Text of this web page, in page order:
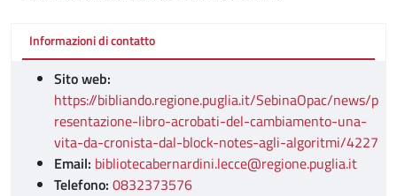
Informazioni di contatto
Sito web:
https://bibliando.regione.puglia.it/SebinaOpac/news/p
resentazione-libro-acrobati-del-cambiamento-una-
vita-da-cronista-dal-block-notes-agli-algoritmi/4227
Email: bibliotecabernardini.lecce@regione.puglia.it
Telefono: 0832373576